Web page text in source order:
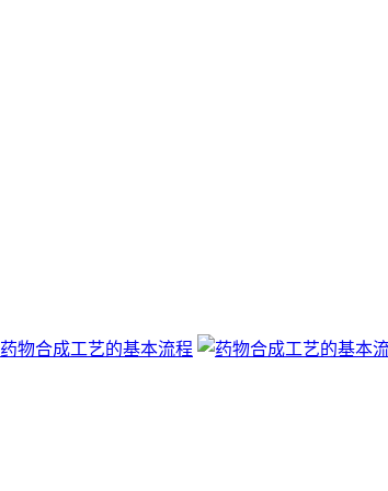
药物合成工艺的基本流程